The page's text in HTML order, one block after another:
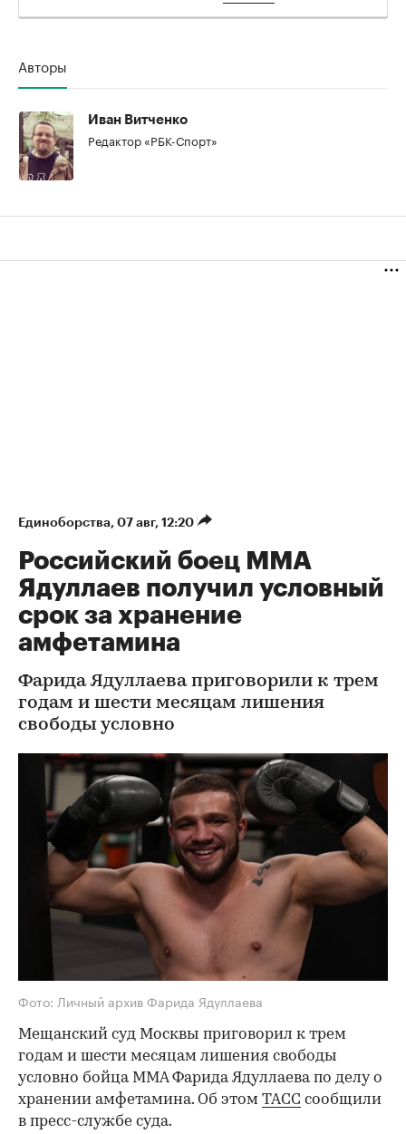
Авторы
Иван Витченко
Редактор «РБК-Спорт»
Единоборства⁠, 07 авг, 12:20
Российский боец ММА
Ядуллаев получил условный
срок за хранение
амфетамина
Фарида Ядуллаева приговорили к трем
годам и шести месяцам лишения
свободы условно
Фото: Личный архив Фарида Ядуллаева
Мещанский суд Москвы приговорил к трем
годам и шести месяцам лишения свободы
условно бойца ММА Фарида Ядуллаева по делу о
хранении амфетамина. Об этом ТАСС сообщили
в пресс-службе суда.